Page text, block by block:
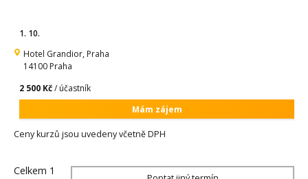
1. 10.
Hotel Grandior, Praha
14100 Praha
2 500 Kč/ účastník
Mám zájem
Ceny kurzů jsou uvedeny včetně DPH
Celkem 1